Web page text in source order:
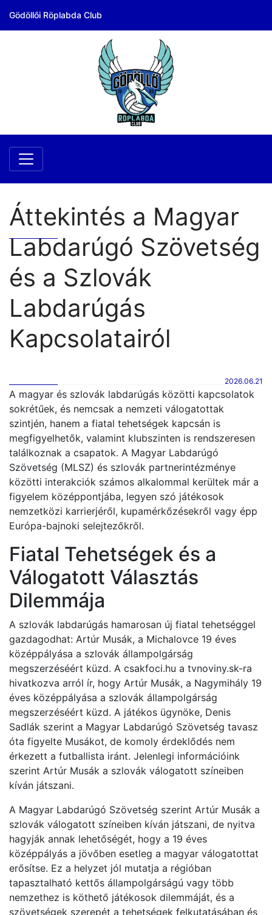
Gödöllői Röplabda Club
Áttekintés a Magyar
Labdarúgó Szövetség
és a Szlovák
Labdarúgás
Kapcsolatairól
2026.06.21
A magyar és szlovák labdarúgás közötti kapcsolatok
sokrétűek, és nemcsak a nemzeti válogatottak
szintjén, hanem a fiatal tehetségek kapcsán is
megfigyelhetők, valamint klubszinten is rendszeresen
találkoznak a csapatok. A Magyar Labdarúgó
Szövetség (MLSZ) és szlovák partnerintézménye
közötti interakciók számos alkalommal kerültek már a
figyelem középpontjába, legyen szó játékosok
nemzetközi karrierjéről, kupamérkőzésekről vagy épp
Európa-bajnoki selejtezőkről.
Fiatal Tehetségek és a
Válogatott Választás
Dilemmája
A szlovák labdarúgás hamarosan új fiatal tehetséggel
gazdagodhat: Artúr Musák, a Michalovce 19 éves
középpályása a szlovák állampolgárság
megszerzéséért küzd. A csakfoci.hu a tvnoviny.sk-ra
hivatkozva arról ír, hogy Artúr Musák, a Nagymihály 19
éves középpályása a szlovák állampolgárság
megszerzéséért küzd. A játékos ügynöke, Denis
Sadlák szerint a Magyar Labdarúgó Szövetség tavasz
óta figyelte Musákot, de komoly érdeklődés nem
érkezett a futballista iránt. Jelenlegi információink
szerint Artúr Musák a szlovák válogatott színeiben
kíván játszani.
A Magyar Labdarúgó Szövetség szerint Artúr Musák a
szlovák válogatott színeiben kíván játszani, de nyitva
hagyják annak lehetőségét, hogy a 19 éves
középpályás a jövőben esetleg a magyar válogatottat
erősítse. Ez a helyzet jól mutatja a régióban
tapasztalható kettős állampolgárságú vagy több
nemzethez is köthető játékosok dilemmáját, és a
szövetségek szerepét a tehetségek felkutatásában és